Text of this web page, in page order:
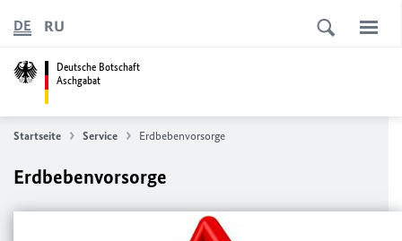
Deutsche Botschaft
Aschgabat
DE RU
Startseite Service Erdbebenvorsorge
Erdbebenvorsorge